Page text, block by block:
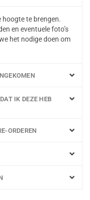
hoogte te brengen.
en eventuele foto’s
het nodige doen om
IK DEZE HEB
ORDEREN